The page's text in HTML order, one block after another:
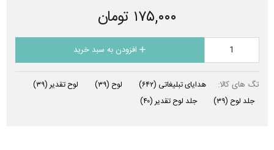
۱۷۵,۰۰۰ تومان
افزودن به سبد خرید
تگ های کالا: هدایای تبلیغاتی (۶۴۲) لوح (۳۹) لوح تقدیر (۳۹)
جلد لوح (۳۹) جلد لوح تقدیر (۴۰)